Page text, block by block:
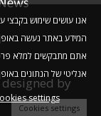
אנו עושים שימוש בקבצי
המידע באתר נעשה
אתם מתבקשים למלא
אנליטי של הנתונים
settings
Cookies settings
by